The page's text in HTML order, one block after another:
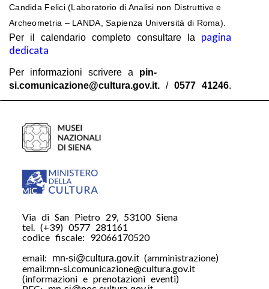
Candida Felici (Laboratorio di Analisi non Distruttive e
Archeometria – LANDA, Sapienza Università di Roma).
Per il calendario completo consultare la pagina
dedicata
Per informazioni scrivere a pin-
si.comunicazione@cultura.gov.it. / 0577 41246.
Via di San Pietro 29, 53100 Siena
tel. (+39) 0577 281161
codice fiscale: 92066170520
email:
mn-si@cultura.gov.it(amministrazione)
email:mn-si.comunicazione@cultura.gov.it
(informazioni e prenotazioni eventi)